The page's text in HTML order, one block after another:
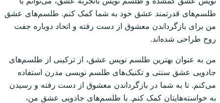
طلسم‌های قدرتمند عشق خود به شما کمک کنم. طلسم‌های عشق
من برای بازگرداندن معشوق از دست رفته و اتحاد دوباره جفت
روح طراحی شده‌اند.
من به عنوان بهترین طلسم نویس عشق، از ترکیبی از طلسم‌های
جادویی عشق سنتی و تکنیک‌های طلسم نویسی مدرن استفاده
می‌کنم. تا به شما در بازگرداندن معشوق از دست رفته و رسیدن
به خواسته‌هایتان کمک کنم. با طلسم‌های جادویی عشق من،